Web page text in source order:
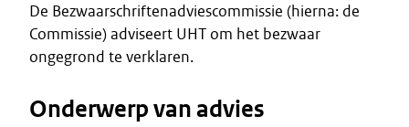
De Bezwaarschriftenadviescommissie (hierna: de
Commissie) adviseert UHT om het bezwaar
ongegrond te verklaren.
Onderwerp van advies